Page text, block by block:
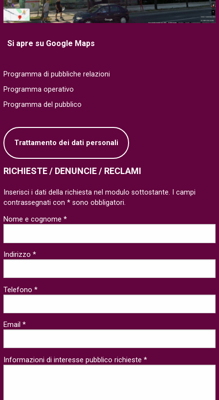
Si apre su Google Maps
Programma di pubbliche relazioni
Programma operativo
Programma del pubblico
Trattamento dei dati personali
RICHIESTE / DENUNCIE / RECLAMI
Inserisci i dati della richiesta nel modulo sottostante. I campi
contrassegnati con * sono obbligatori.
Nome e cognome *
Indirizzo *
Telefono *
Email *
Informazioni di interesse pubblico richieste *